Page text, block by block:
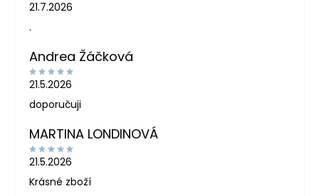
21.7.2026
.
Andrea Žáčková
21.5.2026
doporučuji
MARTINA LONDINOVÁ
21.5.2026
Krásné zboží